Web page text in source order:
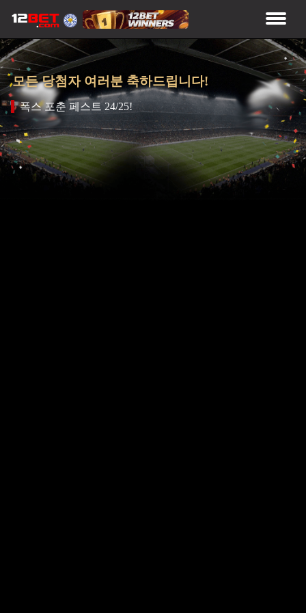
모든 당첨자 여러분 축하드립니다!
폭스 포춘 페스트 24/25!